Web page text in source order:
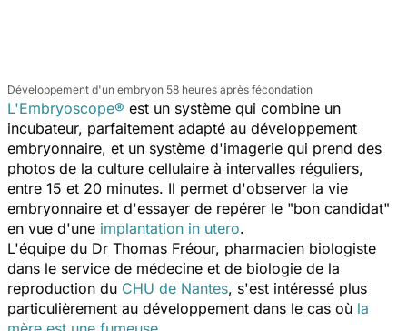
Développement d'un embryon 58 heures après fécondation
L'Embryoscope® est un système qui combine un
incubateur, parfaitement adapté au développement
embryonnaire, et un système d'imagerie qui prend des
photos de la culture cellulaire à intervalles réguliers,
entre 15 et 20 minutes. Il permet d'observer la vie
embryonnaire et d'essayer de repérer le "bon candidat"
en vue d'une implantation in utero.
L'équipe du Dr Thomas Fréour, pharmacien biologiste
dans le service de médecine et de biologie de la
reproduction du CHU de Nantes, s'est intéressé plus
particulièrement au développement dans le cas où la